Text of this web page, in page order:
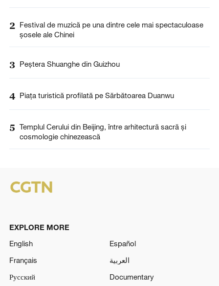
2 Festival de muzică pe una dintre cele mai spectaculoase
șosele ale Chinei
3 Peștera Shuanghe din Guizhou
4 Piața turistică profilată pe Sărbătoarea Duanwu
5 Templul Cerului din Beijing, între arhitectură sacră și
cosmologie chinezească
EXPLORE MORE
English
Español
Français
العربية
Русский
Documentary